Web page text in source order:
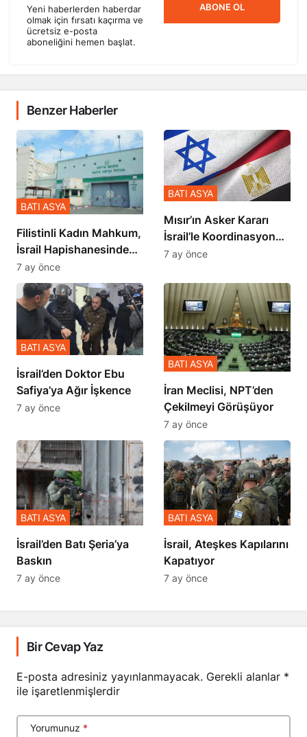
Yeni haberlerden haberdar
olmak için fırsatı kaçırma ve
ücretsiz e-posta
aboneliğini hemen başlat.
ABONE OL
Benzer Haberler
Filistinli Kadın Mahkum,
İsrail Hapishanesindeki
Zulmü Anlattı
BATI ASYA
7 ay önce
Mısır’ın Asker Kararı
İsrail’le Koordinasyon
İçinde Gerçekleşmiş
BATI ASYA
7 ay önce
İsrail’den Doktor Ebu
Safiya’ya Ağır İşkence
BATI ASYA
7 ay önce
İran Meclisi, NPT’den
Çekilmeyi Görüşüyor
BATI ASYA
7 ay önce
​​​​​​​İsrail’den Batı Şeria’ya
Baskın
BATI ASYA
7 ay önce
İsrail, Ateşkes Kapılarını
Kapatıyor
BATI ASYA
7 ay önce
Bir Cevap Yaz
E-posta adresiniz yayınlanmayacak. Gerekli alanlar *
ile işaretlenmişlerdir
Yorumunuz *